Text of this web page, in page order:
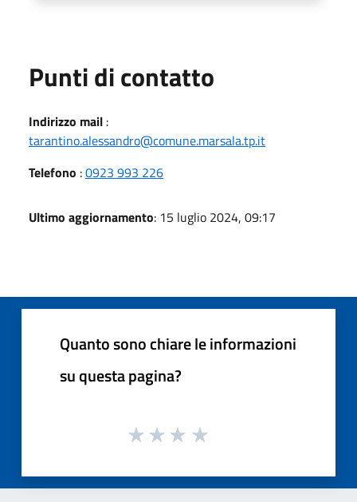
Punti di contatto
Indirizzo mail :
tarantino.alessandro@comune.marsala.tp.it
Telefono :0923 993 226
Ultimo aggiornamento: 15 luglio 2024, 09:17
Quanto sono chiare le informazioni
su questa pagina?